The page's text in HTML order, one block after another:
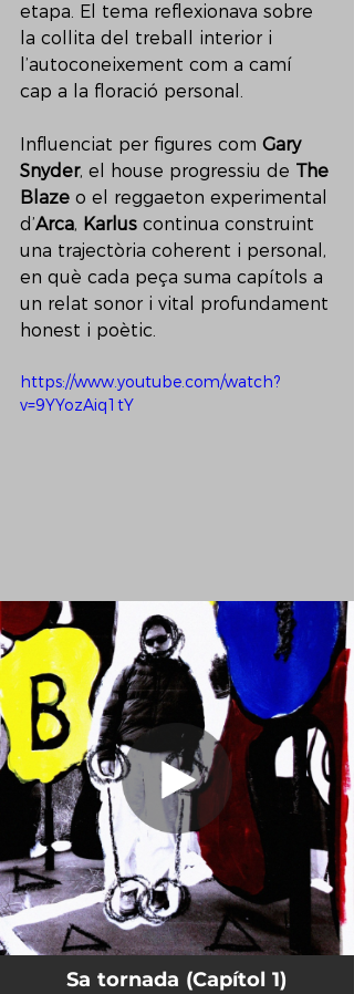
etapa. El tema reflexionava sobre
la collita del treball interior i
l’autoconeixement com a camí
cap a la floració personal.
Influenciat per figures com Gary
Snyder, el house progressiu de The
Blaze o el reggaeton experimental
d’Arca, Karlus continua construint
una trajectòria coherent i personal,
en què cada peça suma capítols a
un relat sonor i vital profundament
honest i poètic.
https://www.youtube.com/watch?
v=9YYozAiq1tY